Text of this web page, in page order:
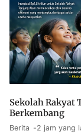
Sekolah Rakyat
Berkembang
Berita 2 jam yang